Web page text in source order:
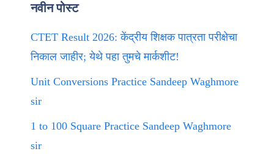
नवीन पोस्ट
CTET Result 2026: केंद्रीय शिक्षक पात्रता परीक्षेचा
निकाल जाहीर; येथे पहा तुमचे मार्कशीट!
Unit Conversions Practice Sandeep Waghmore
sir
1 to 100 Square Practice Sandeep Waghmore
sir